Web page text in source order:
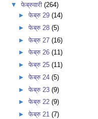
▼ फेब्रुवारी (264)
►फेब्रु 29(14)
►फेब्रु 28(5)
►फेब्रु 27(16)
►फेब्रु 26(11)
►फेब्रु 25(11)
►फेब्रु 24(5)
►फेब्रु 23(9)
►फेब्रु 22(9)
►फेब्रु 21(7)